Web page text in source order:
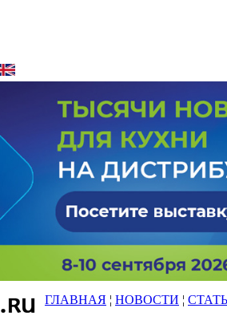
ГЛАВНАЯ ¦ НОВОСТИ ¦